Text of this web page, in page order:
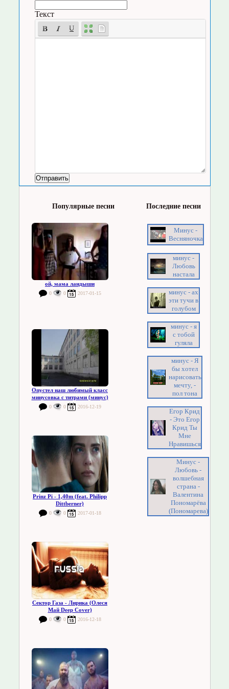
Текст
Популярные песни
ой, мама ландыши
0 0 2017-01-15
Опустел наш любимый класс
минусовка с титрами (минус)
0 0 2016-12-19
Prinz Pi - 1,40m (feat. Philipp
Dittberner)
0 0 2017-01-18
Сектор Газа - Лирика (Олеся
Май Deep Cover)
0 0 2016-12-18
Последние песни
Минус -
Весняночка
минус -
Любовь
настала
минус - ах
эти тучи в
голубом
минус - я
с тобой
гуляла
минус - Я
бы хотел
нарисовать
мечту, -
пол тона
Егор Крид
- Это Егор
Крид Ты
Мне
Нравишься
Минус -
Любовь -
волшебная
страна -
Валентина
Пономарёва
(Пономарева)